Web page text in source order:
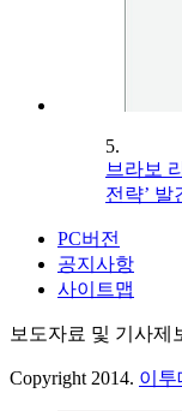
5.
브라보
전략’ 발
PC버전
공지사항
사이트맵
보도자료 및 기사제
Copyright 2014. 이투